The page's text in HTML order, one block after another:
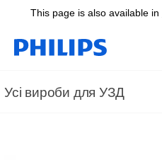
This page is also available in
Усі вироби для УЗД